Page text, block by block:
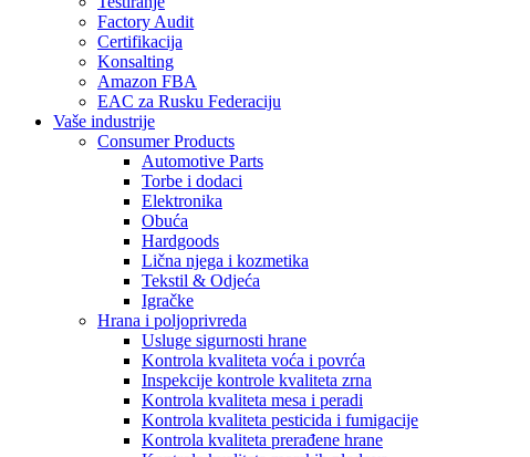
Factory Audit
Certifikacija
Konsalting
Amazon FBA
EAC za Rusku Federaciju
Vaše industrije
Consumer Products
Automotive Parts
Torbe i dodaci
Elektronika
Obuća
Hardgoods
Lična njega i kozmetika
Tekstil & Odjeća
Igračke
Hrana i poljoprivreda
Usluge sigurnosti hrane
Kontrola kvaliteta voća i povrća
Inspekcije kontrole kvaliteta zrna
Kontrola kvaliteta mesa i peradi
Kontrola kvaliteta pesticida i fumigacije
Kontrola kvaliteta prerađene hrane